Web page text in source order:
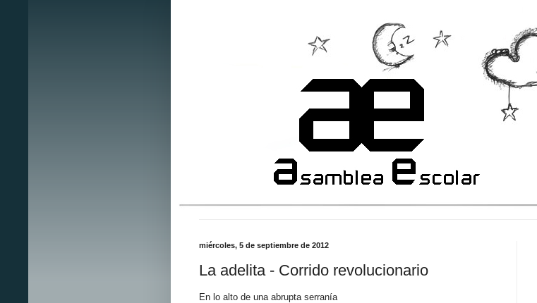
miércoles, 5 de septiembre de 2012
La adelita - Corrido revolucionario
En lo alto de una abrupta serranía